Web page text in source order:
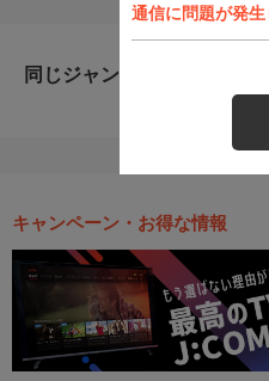
通信に問題が発
同じジャンルのおすすめ番組
キャンペーン・お得な情報